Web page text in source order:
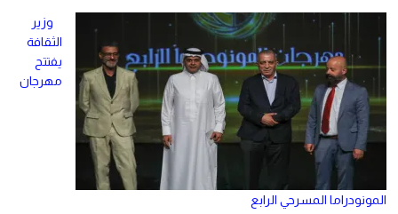
وزير
الثقافة
يفتتح
مهرجان
المونودراما المسرحي الرابع